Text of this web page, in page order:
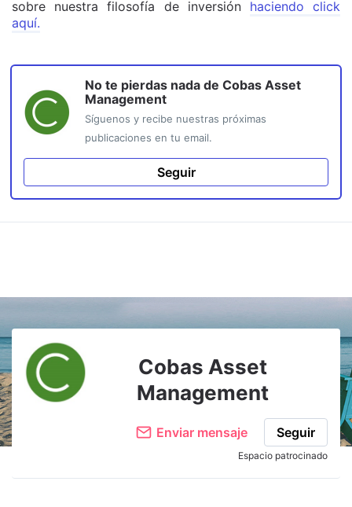
sobre nuestra filosofía de inversión haciendo click
aquí.
No te pierdas nada de Cobas Asset
Management
Síguenos y recibe nuestras próximas
publicaciones en tu email.
Seguir
Cobas Asset
Management
Enviar mensaje Seguir
Espacio patrocinado